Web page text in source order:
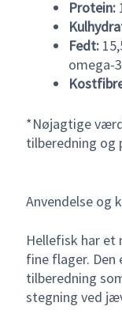
Protein:
Fedt:
omega-
*Nøjagtige
tilberedning og
Anvendelse og
Hellefisk har et
fine flager. Den
tilberedning
stegning ved